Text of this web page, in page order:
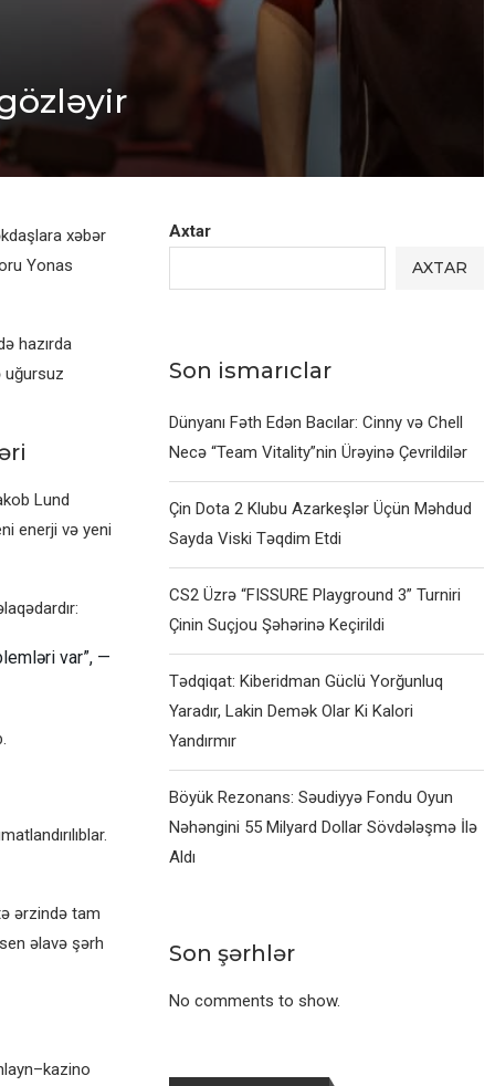
xəbər
Yonas
hazırda
uğursuz
Lund
enerji və yeni
var”, —
ərzində tam
əlavə şərh
Axtar
AXTAR
Son ismarıclar
Dünyanı Fəth Edən Bacılar: Cinny və Chell
Necə “Team Vitality”nin Ürəyinə Çevrildilər
Çin Dota 2 Klubu Azarkeşlər Üçün Məhdud
Sayda Viski Təqdim Etdi
CS2 Üzrə “FISSURE Playground 3” Turniri
Çinin Suçjou Şəhərinə Keçirildi
Tədqiqat: Kiberidman Güclü Yorğunluq
Yaradır, Lakin Demək Olar Ki Kalori
Yandırmır
Böyük Rezonans: Səudiyyə Fondu Oyun
Nəhəngini 55 Milyard Dollar Sövdələşmə İlə
Aldı
Son şərhlər
No comments to show.